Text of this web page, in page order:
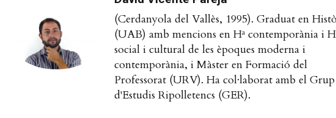
(Cerdanyola del Vallès, 1995). Graduat en
(UAB) amb mencions en Hª contemporània i
social i cultural de les èpoques moderna i
contemporània, i Màster en Formació del
Professorat (URV). Ha col·laborat amb el Grup
d'Estudis Ripolletencs (GER).